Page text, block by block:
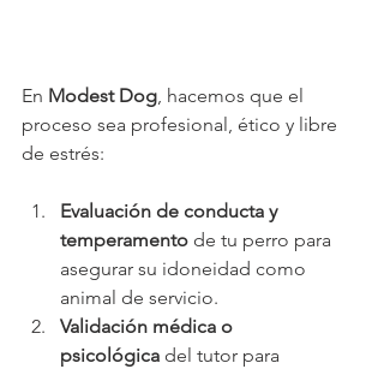
En Modest Dog , hacemos que el
proceso sea profesional, ético y libre
de estrés:
Evaluación de conducta y
temperamento de tu perro para
asegurar su idoneidad como
animal de servicio.
Validación médica o
psicológica del tutor para